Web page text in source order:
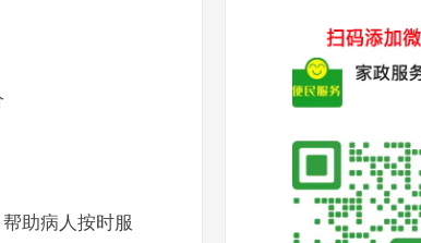
助病人按时服